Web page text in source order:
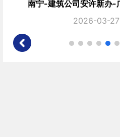
南宁-建设公司安许新办-
2025-11-28